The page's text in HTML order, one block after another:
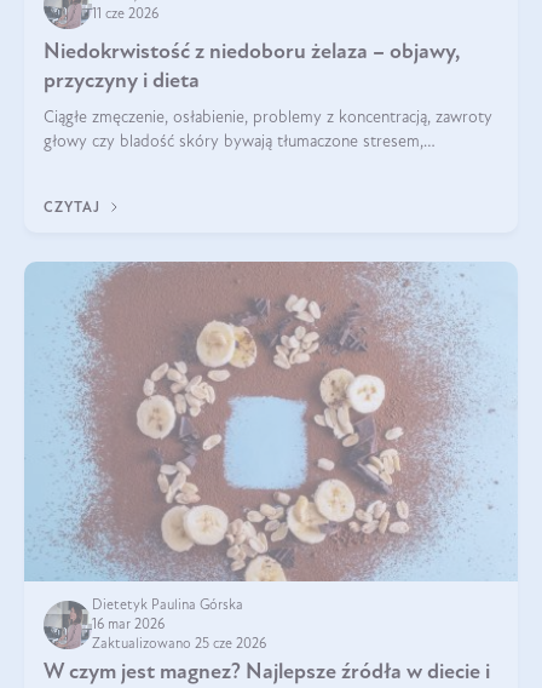
11 cze 2026
Niedokrwistość z niedoboru żelaza – objawy,
przyczyny i dieta
Ciągłe zmęczenie, osłabienie, problemy z koncentracją, zawroty
głowy czy bladość skóry bywają tłumaczone stresem,
CZYTAJ
Dietetyk Paulina Górska
16 mar 2026
Zaktualizowano 25 cze 2026
W czym jest magnez? Najlepsze źródła w diecie i